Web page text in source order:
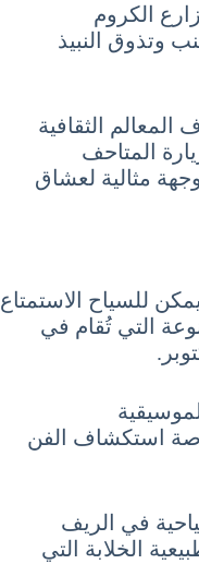
الكروم
وتذوق النبيذ
الثقافية
المتاحف
مثالية لعشاق
للسياح الاستمتاع
التي تُقام في
استكشاف الفن
في الريف
الخلابة التي